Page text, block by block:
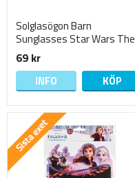
Solglasögon Barn
Sunglasses Star Wars The
Mandalorian 13cm Grön
1571
69 kr
INFO KÖP